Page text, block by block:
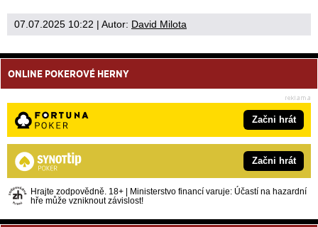
07.07.2025 10:22 | Autor: David Milota
ONLINE POKEROVÉ HERNY
Začni hrát
Začni hrát
Hrajte zodpovědně. 18+ | Ministerstvo financí varuje: Účastí na hazardní
hře může vzniknout závislost!